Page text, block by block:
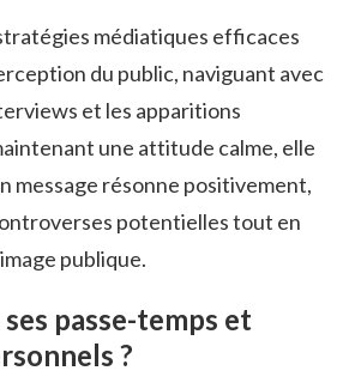
médiatiques efficaces
du public, naviguant avec
et les apparitions
une attitude calme, elle
message résonne positivement,
potentielles tout en
publique.
passe-temps et
?